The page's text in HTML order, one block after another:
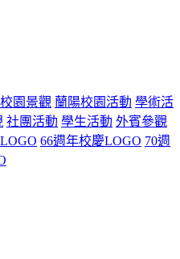
園景觀 蘭陽校園活動 學術活
社團活動 學生活動 外賓參觀
66週年校慶LOGO 70週